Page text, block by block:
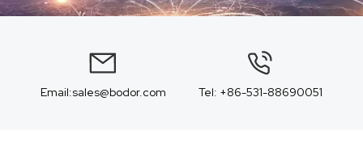
Email:sales@bodor.com Tel: +86-531-88690051